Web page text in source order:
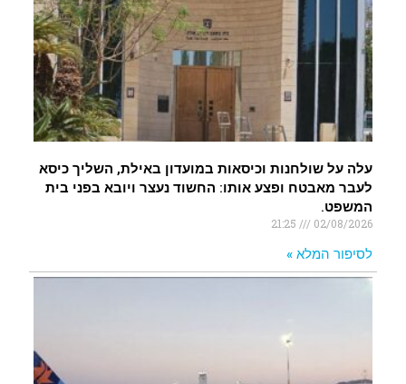
עלה על שולחנות וכיסאות במועדון באילת, השליך כיסא
לעבר מאבטח ופצע אותו: החשוד נעצר ויובא בפני בית
המשפט.
02/08/2026
לסיפור המלא »